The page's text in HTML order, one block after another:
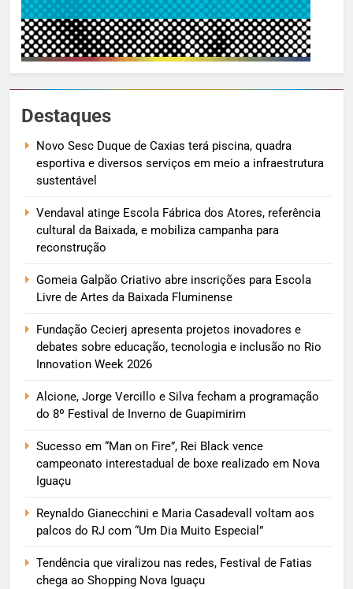
Destaques
Novo Sesc Duque de Caxias terá piscina, quadra
esportiva e diversos serviços em meio a infraestrutura
sustentável
Vendaval atinge Escola Fábrica dos Atores, referência
cultural da Baixada, e mobiliza campanha para
reconstrução
Gomeia Galpão Criativo abre inscrições para Escola
Livre de Artes da Baixada Fluminense
Fundação Cecierj apresenta projetos inovadores e
debates sobre educação, tecnologia e inclusão no Rio
Innovation Week 2026
Alcione, Jorge Vercillo e Silva fecham a programação
do 8º Festival de Inverno de Guapimirim
Sucesso em “Man on Fire”, Rei Black vence
campeonato interestadual de boxe realizado em Nova
Iguaçu
Reynaldo Gianecchini e Maria Casadevall voltam aos
palcos do RJ com “Um Dia Muito Especial”
Tendência que viralizou nas redes, Festival de Fatias
chega ao Shopping Nova Iguaçu